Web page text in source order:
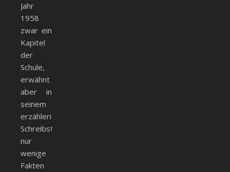
Jahr
1958
zwar ein
Kapitel
der
Schule,
erwähnt
aber in
seinem
erzählerischen
Schreibstil
nur
wenige
Fakten